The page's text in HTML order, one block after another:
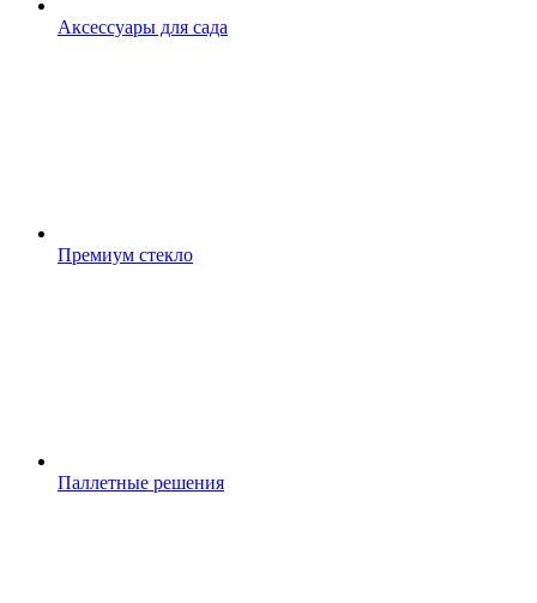
Аксессуары для сада
Премиум стекло
Паллетные решения